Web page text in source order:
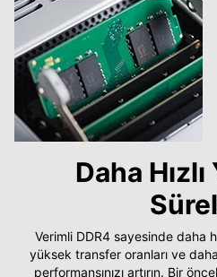
Daha
Verimli DDR4 sayesinde daha
yüksek transfer oranları ve
performansınızı artırın. Bir